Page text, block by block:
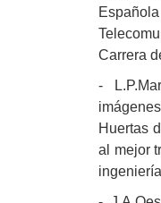
Carrera
-
Huertas
al mejor